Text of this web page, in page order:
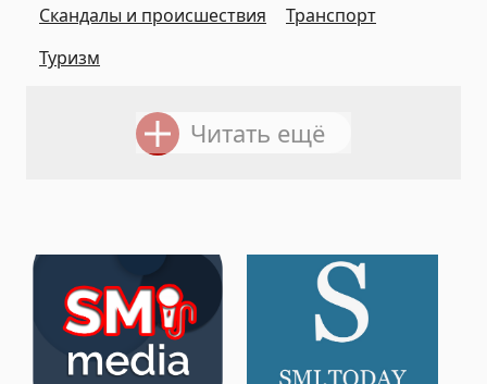
Скандалы и происшествия
Транспорт
Туризм
Читать ещё